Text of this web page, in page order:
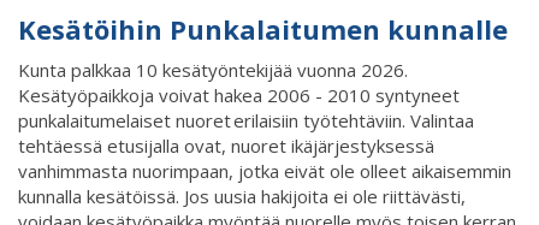
Kesätöihin Punkalaitumen kunnalle
Kunta palkkaa 10 kesätyöntekijää vuonna 2026.
Kesätyöpaikkoja voivat hakea 2006 - 2010 syntyneet
punkalaitumelaiset nuoret erilaisiin työtehtäviin. Valintaa
tehtäessä etusijalla ovat, nuoret ikäjärjestyksessä
vanhimmasta nuorimpaan, jotka eivät ole olleet aikaisemmin
kunnalla kesätöissä. Jos uusia hakijoita ei ole riittävästi,